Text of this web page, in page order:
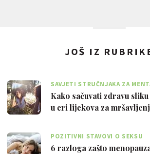
JOŠ IZ
SAVJETI STRUČNJAKA ZA
Kako sačuvati zdravu
u eri lijekova za
POZITIVNI STAVOVI O SEKSU
6 razloga zašto